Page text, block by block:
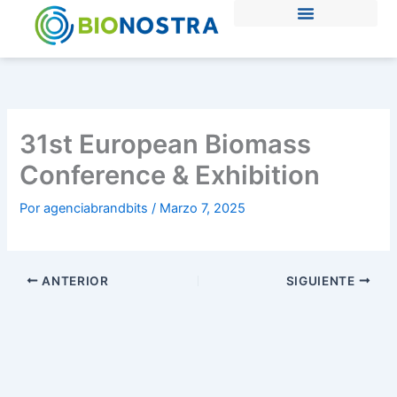
31st European Biomass
Conference & Exhibition
Poragenciabrandbits/ Marzo 7, 2025
ANTERIOR SIGUIENTE